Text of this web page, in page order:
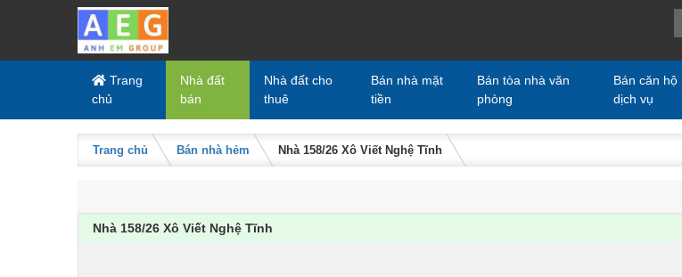
Skip to content
Trang
chủ
Nhà đất
bán
Nhà đất cho
thuê
Bán nhà mặt
tiền
Bán tòa nhà văn
phòng
Bán căn hộ
dịch vụ
Trang chủ Bán nhà hẻm Nhà 158/26 Xô Viết Nghệ Tĩnh
Nhà 158/26 Xô Viết Nghệ Tĩnh